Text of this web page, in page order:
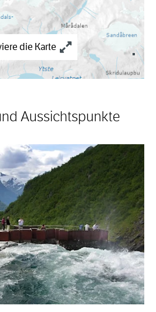
die Karte
Aussichtspunkte